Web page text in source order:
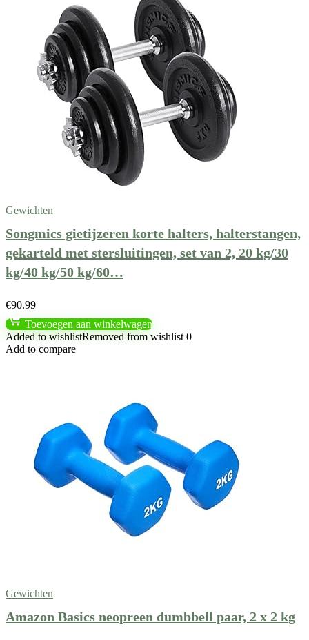
Gewichten
Songmics gietijzeren korte halters, halterstangen,
gekarteld met stersluitingen, set van 2, 20 kg/30
kg/40 kg/50 kg/60…
€90.99
Toevoegen aan winkelwagen
Added to wishlistRemoved from wishlist 0
Add to compare
Gewichten
Amazon Basics neopreen dumbbell paar, 2 x 2 kg